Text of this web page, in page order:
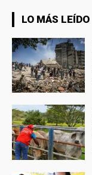
LO MÁS LEÍDO